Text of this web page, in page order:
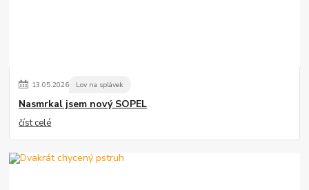
13.05.2026 Lov na splávek
Nasmrkal jsem nový SOPEL
číst celé